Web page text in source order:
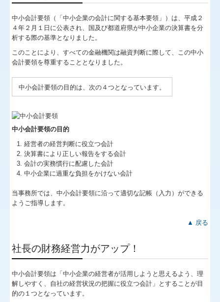
関連リンク
リンク集
お問合せ
FX4クラウド
病院・診療所の皆様へ
補助金・助成金・融資情報
関与先向け融資商品ご紹介
経営者お役立ち情報
経営革新等支援機関とは
経営改善オンデマンド講座
中小会計要領（「中小企業の会計に関する基本要領」）は、平成２
４年２月１日に公表され、国及び都道府県が中小企業の決算書を分
析する際の基準となりました。
このことにより、すべての金融機関は融資判断に際して、この中小
会計要領を尊重することとなりました。
中小会計要領の目的は、次の４つとなっています。
中小会計要領の目的
経営者の経営判断に役立つ会計
決算書により正しい報告をする会計
会計の実務慣行に配慮した会計
中小企業に過重な負担をかけない会計
当事務所では、中小会計要領に沿って適切な記帳（入力）ができる
ようご指導します。
▲ 戻る
社長の財務経営力がアップ！
中小会計要領は「中小企業の経営者が活用しようと思えるよう、理
解しやすく、自社の経営状況の把握に役立つ会計」とすることが目
的の１つとなっています。